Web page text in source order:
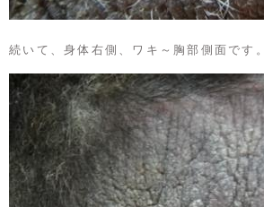
続いて、身体右側、ワキ～胸部側面です。